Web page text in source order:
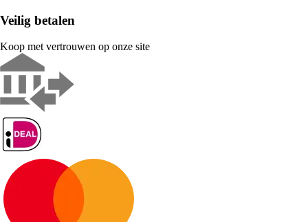
Veilig betalen
Koop met vertrouwen op onze site